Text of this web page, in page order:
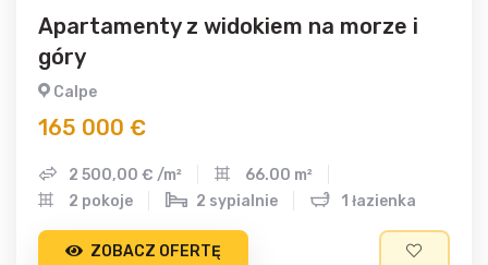
Apartamenty z widokiem na morze i
góry
Calpe
165 000 €
2 500,00 € /m²
66.00 m²
2 pokoje
2 sypialnie 1 łazienka
ZOBACZ OFERTĘ